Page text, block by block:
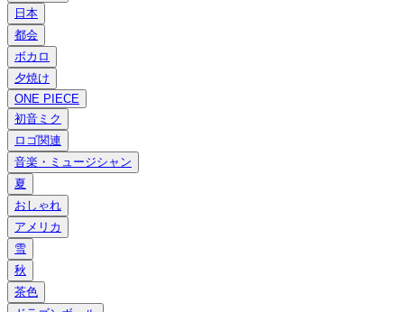
日本
都会
ボカロ
夕焼け
ONE PIECE
初音ミク
ロゴ関連
音楽・ミュージシャン
夏
おしゃれ
アメリカ
雪
秋
茶色